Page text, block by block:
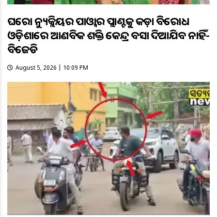
ଘରୋଇ ନ୍ୟୁକ୍ଲିୟର ପାଓ୍ବାର ପ୍ଲାଣ୍ଟକୁ କଡ଼ା ବିରୋଧ
ଓଡ଼ିଶାରେ ଆଣବିକ ଶକ୍ତି କେନ୍ଦ୍ର ବସାଇ ଦିଆଯିବ ନାହିଁ-
ବିଜେଡି
August 5, 2026 | 10:09 PM